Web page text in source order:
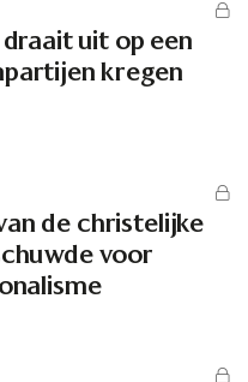
uit op een
kregen
de christelijke
voor